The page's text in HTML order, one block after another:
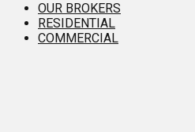
OUR BROKERS
RESIDENTIAL
COMMERCIAL